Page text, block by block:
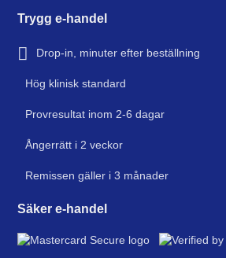
Trygg e-handel
Drop-in, minuter efter beställning
Hög klinisk standard
Provresultat inom 2-6 dagar
Ångerrätt i 2 veckor
Remissen gäller i 3 månader
Säker e-handel